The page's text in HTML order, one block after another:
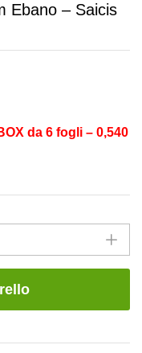
Ebano – Saicis
da 6 fogli – 0,540